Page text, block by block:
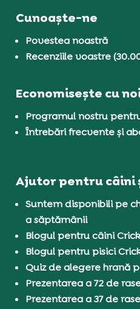
Cunoaște-ne
Povestea noastră
Recenziile voastre
Economisește cu
Programul nostru
Întrebări frecvente și
Ajutor pentru câini
Suntem disponibili pe
a săptămânii
Blogul pentru câini
Blogul pentru pisici
Quiz de alegere hrană
Prezentarea a 72 de
Prezentarea a 37 de